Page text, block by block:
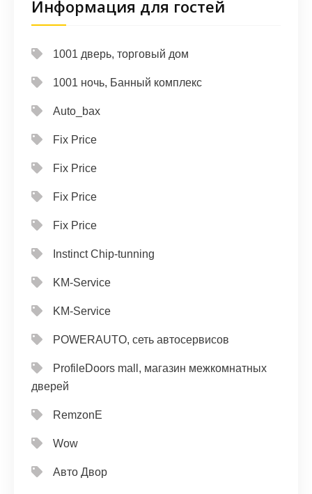
Информация для гостей
1001 дверь, торговый дом
1001 ночь, Банный комплекс
Auto_bax
Fix Price
Fix Price
Fix Price
Fix Price
Instinct Chip-tunning
KM-Service
KM-Service
POWERAUTO, сеть автосервисов
ProfileDoors mall, магазин межкомнатных
дверей
RemzonE
Wow
Авто Двор